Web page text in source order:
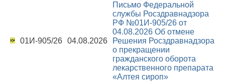
01И-905/26 04.08.2026
Письмо Федеральной
службы Росздравнадзора
РФ №01И-905/26 от
04.08.2026 Об отмене
Решения Росздравнадзора
о прекращении
гражданского оборота
лекарственного препарата
«Алтея сироп»